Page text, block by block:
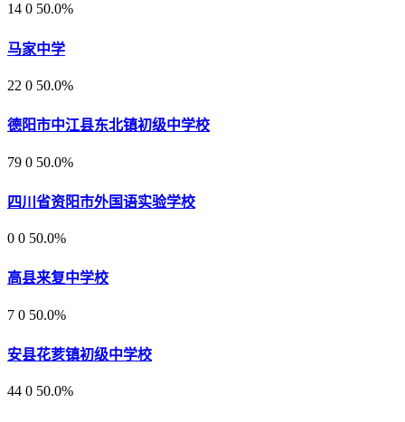
14 0 50.0%
马家中学
22 0 50.0%
德阳市中江县东北镇初级中学校
79 0 50.0%
四川省资阳市外国语实验学校
0 0 50.0%
高县来复中学校
7 0 50.0%
安县花荄镇初级中学校
44 0 50.0%